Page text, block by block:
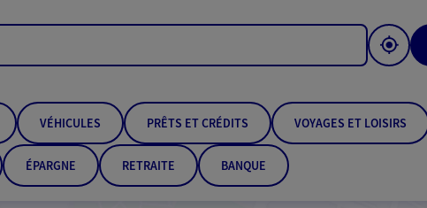
VÉHICULES PRÊTS ET CRÉDITS VOYAGES ET LOISIRS
ÉPARGNE RETRAITE BANQUE